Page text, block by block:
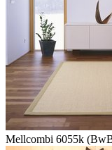
Mellcombi 6055k